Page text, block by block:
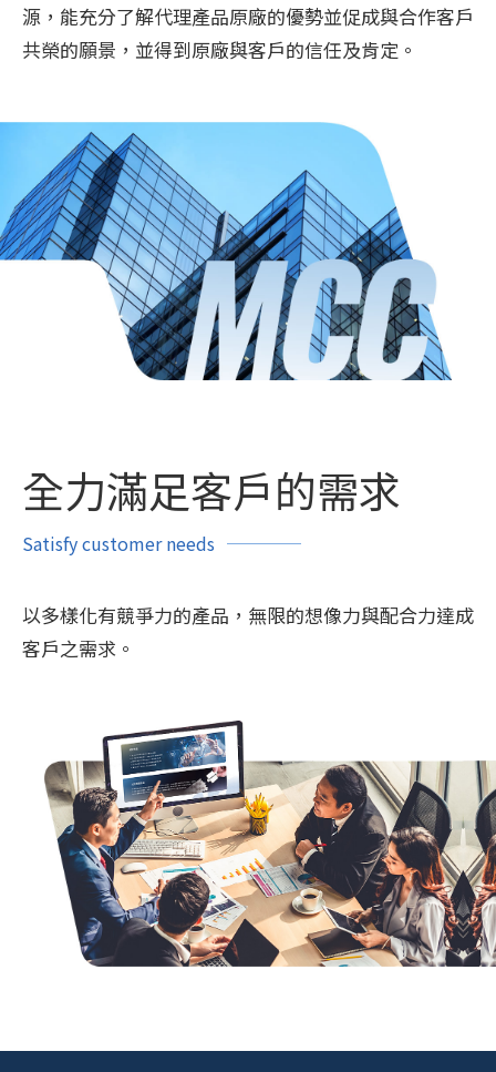
源，能充分了解代理產品原廠的優勢並促成與合作客戶
共榮的願景，並得到原廠與客戶的信任及肯定。
全力滿足客戶的需求
Satisfy customer needs
以多樣化有競爭力的產品， 無限的想像力與配合力達成
客戶之需求。